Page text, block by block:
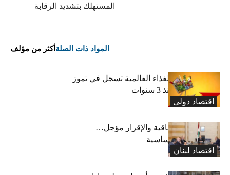
المستهلك بتشديد الرقابة
المواد ذات الصلةأكثر من مؤلف
اقتصاد دولی
“الفاو”: أسعار الغذاء العالمية تسجل في تموز
أعلى مستوى منذ 3 سنوات
اقتصاد لبنان
رسوم النفايات باقية والإقرار مؤجل…
واستثناء لمواد أساسية